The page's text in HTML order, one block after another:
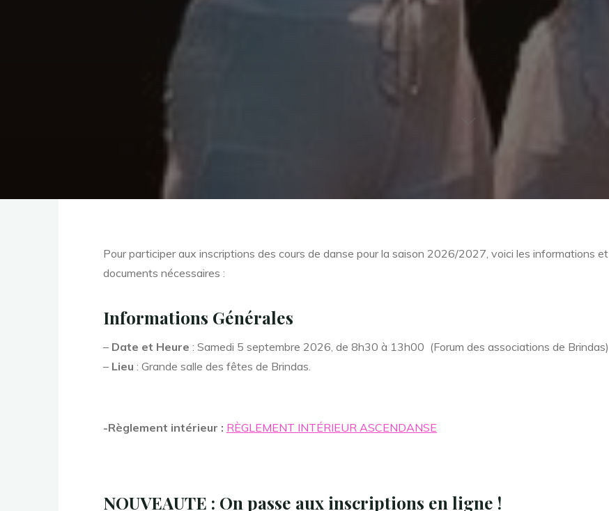
Pour participer aux inscriptions des cours de danse pour la saison 2026/2027, voici les informations et
documents nécessaires :
Informations Générales
– Date et Heure : Samedi 5 septembre 2026, de 8h30 à 13h00 (Forum des associations de Brindas)
– Lieu : Grande salle des fêtes de Brindas.
-Règlement intérieur : RÈGLEMENT INTÉRIEUR ASCENDANSE
NOUVEAUTE : On passe aux inscriptions en ligne !